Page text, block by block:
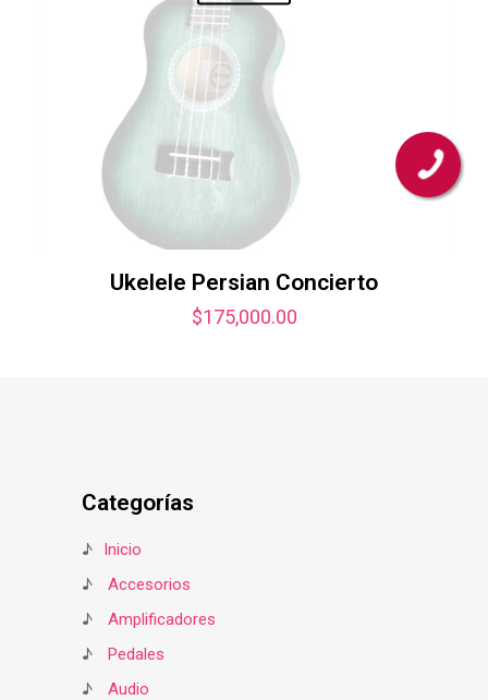
Ukelele Persian Concierto
$175,000.00
Categorías
♪
Inicio
♪
Accesorios
♪
Amplificadores
♪
Pedales
♪
Audio